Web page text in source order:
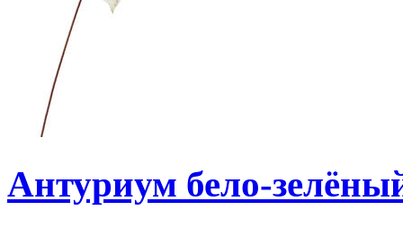
Антуриум бело-